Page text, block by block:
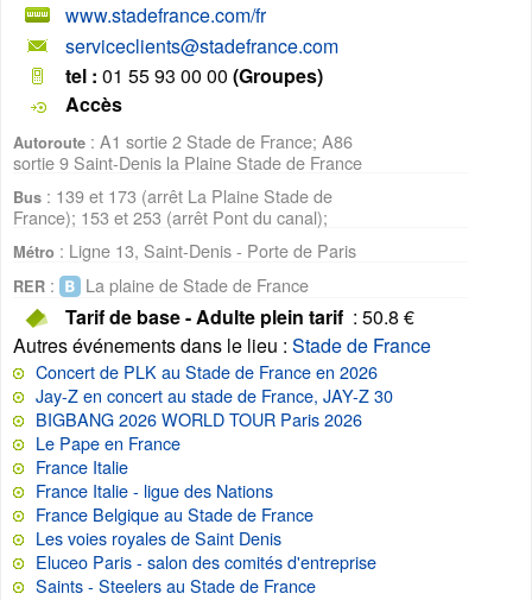
www.stadefrance.com/fr
serviceclients@stadefrance.com
tel : 01 55 93 00 00 (Groupes)
Accès
Autoroute : A1 sortie 2 Stade de France; A86
sortie 9 Saint-Denis la Plaine Stade de France
Bus : 139 et 173 (arrêt La Plaine Stade de
France); 153 et 253 (arrêt Pont du canal);
Métro : Ligne 13, Saint-Denis - Porte de Paris
RER : La plaine de Stade de France
Tarif de base - Adulte plein tarif : 50.8 €
Autres événements dans le lieu : Stade de France
Concert de PLK au Stade de France en 2026
Jay-Z en concert au stade de France, JAY-Z 30
BIGBANG 2026 WORLD TOUR Paris 2026
Le Pape en France
France Italie
France Italie - ligue des Nations
France Belgique au Stade de France
Les voies royales de Saint Denis
Eluceo Paris - salon des comités d'entreprise
Saints - Steelers au Stade de France